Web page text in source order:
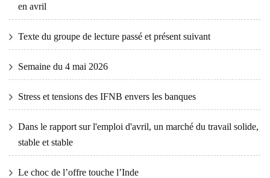
en avril
Texte du groupe de lecture passé et présent suivant
Semaine du 4 mai 2026
Stress et tensions des IFNB envers les banques
Dans le rapport sur l'emploi d'avril, un marché du travail solide,
stable et stable
Le choc de l’offre touche l’Inde